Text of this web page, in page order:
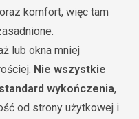
komfort, więc tam
lub okna mniej
Nie wszystkie
wykończenia,
od strony użytkowej i